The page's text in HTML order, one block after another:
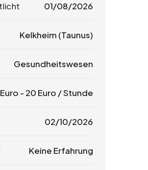
01/08/2026
Kelkheim (Taunus)
Gesundheitswesen
Euro - 20 Euro / Stunde
02/10/2026
Keine Erfahrung